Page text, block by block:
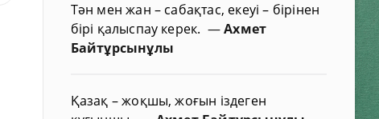
Тән мен жан – сабақтас, екеуі – бірінен
бірі қалыспау керек. —Ахмет
Байтұрсынұлы
Қазақ – жоқшы, жоғын іздеген